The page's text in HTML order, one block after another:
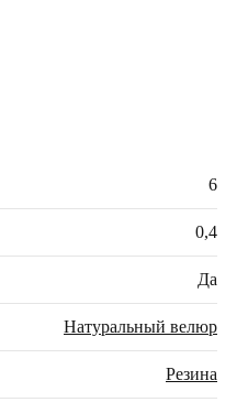
6
0,4
Да
Натуральный велюр
Резина